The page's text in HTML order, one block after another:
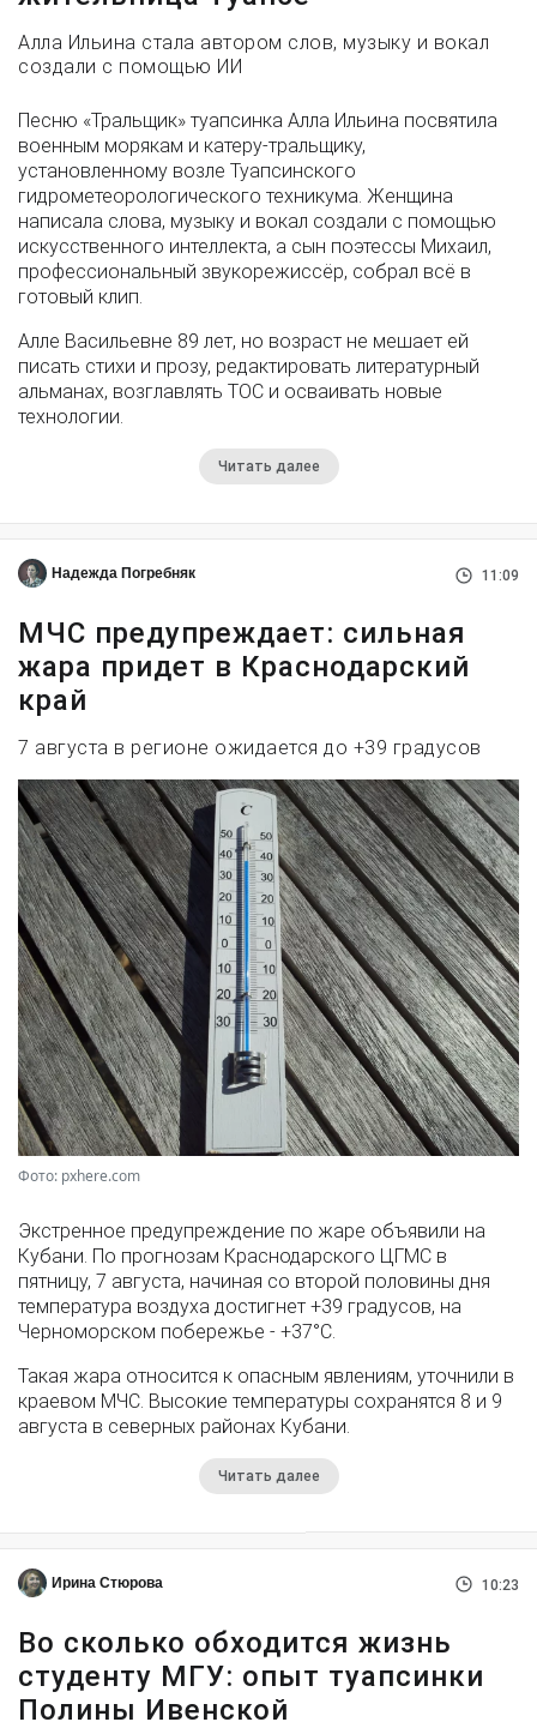
Алла Ильина стала автором слов, музыку и вокал
создали с помощью ИИ
Песню «Тральщик» туапсинка Алла Ильина посвятила
военным морякам и катеру-тральщику,
установленному возле Туапсинского
гидрометеорологического техникума. Женщина
написала слова, музыку и вокал создали с помощью
искусственного интеллекта, а сын поэтессы Михаил,
профессиональный звукорежиссёр, собрал всё в
готовый клип.
Алле Васильевне 89 лет, но возраст не мешает ей
писать стихи и прозу, редактировать литературный
альманах, возглавлять ТОС и осваивать новые
технологии.
Читать далее
Надежда Погребняк 11:09
МЧС предупреждает: сильная
жара придет в Краснодарский
край
7 августа в регионе ожидается до +39 градусов
Фото: pxhere.com
Экстренное предупреждение по жаре объявили на
Кубани. По прогнозам Краснодарского ЦГМС в
пятницу, 7 августа, начиная со второй половины дня
температура воздуха достигнет +39 градусов, на
Черноморском побережье - +37°­С.
Такая жара относится к опасным явлениям, уточнили в
краевом МЧС. Высокие температуры сохранятся 8 и 9
августа в северных районах Кубани.
Читать далее
Ирина Стюрова 10:23
Во сколько обходится жизнь
студенту МГУ: опыт туапсинки
Полины Ивенской